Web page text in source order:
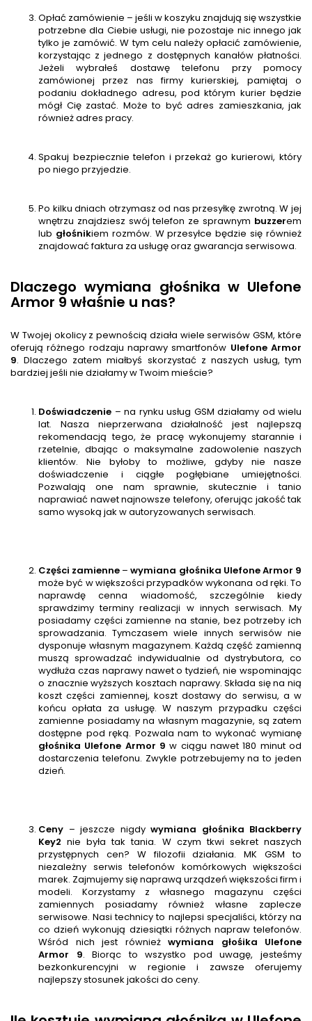
Opłać zamówienie – jeśli w koszyku znajdują się wszystkie
potrzebne dla Ciebie usługi, nie pozostaje nic innego jak
tylko je zamówić. W tym celu należy opłacić zamówienie,
korzystając z jednego z dostępnych kanałów płatności.
Jeżeli wybrałeś dostawę telefonu przy pomocy
zamówionej przez nas firmy kurierskiej, pamiętaj o
podaniu dokładnego adresu, pod którym kurier będzie
mógł Cię zastać. Może to być adres zamieszkania, jak
również adres pracy.
Spakuj bezpiecznie telefon i przekaż go kurierowi, który
po niego przyjedzie.
Po kilku dniach otrzymasz od nas przesyłkę zwrotną. W jej
wnętrzu znajdziesz swój telefon ze sprawnym buzzerem
lub głośnikiem rozmów. W przesyłce będzie się również
znajdować faktura za usługę oraz gwarancja serwisowa.
Dlaczego wymiana głośnika w Ulefone
Armor 9 właśnie u nas?
W Twojej okolicy z pewnością działa wiele serwisów GSM, które
oferują różnego rodzaju naprawy smartfonów Ulefone Armor
9. Dlaczego zatem miałbyś skorzystać z naszych usług, tym
bardziej jeśli nie działamy w Twoim mieście?
Doświadczenie – na rynku usług GSM działamy od wielu
lat. Nasza nieprzerwana działalność jest najlepszą
rekomendacją tego, że pracę wykonujemy starannie i
rzetelnie, dbając o maksymalne zadowolenie naszych
klientów. Nie byłoby to możliwe, gdyby nie nasze
doświadczenie i ciągłe pogłębiane umiejętności.
Pozwalają one nam sprawnie, skutecznie i tanio
naprawiać nawet najnowsze telefony, oferując jakość tak
samo wysoką jak w autoryzowanych serwisach.
Części zamienne –wymiana głośnika Ulefone Armor 9
może być w większości przypadków wykonana od ręki. To
naprawdę cenna wiadomość, szczególnie kiedy
sprawdzimy terminy realizacji w innych serwisach. My
posiadamy części zamienne na stanie, bez potrzeby ich
sprowadzania. Tymczasem wiele innych serwisów nie
dysponuje własnym magazynem. Każdą część zamienną
muszą sprowadzać indywidualnie od dystrybutora, co
wydłuża czas naprawy nawet o tydzień, nie wspominając
o znacznie wyższych kosztach naprawy. Składa się na nią
koszt części zamiennej, koszt dostawy do serwisu, a w
końcu opłata za usługę. W naszym przypadku części
zamienne posiadamy na własnym magazynie, są zatem
dostępne pod ręką. Pozwala nam to wykonać wymianę
głośnika Ulefone Armor 9 w ciągu nawet 180 minut od
dostarczenia telefonu. Zwykle potrzebujemy na to jeden
dzień.
Ceny – jeszcze nigdy wymiana głośnika Blackberry
Key2 nie była tak tania. W czym tkwi sekret naszych
przystępnych cen? W filozofii działania. MK GSM to
niezależny serwis telefonów komórkowych większości
marek. Zajmujemy się naprawą urządzeń większości firm i
modeli. Korzystamy z własnego magazynu części
zamiennych posiadamy również własne zaplecze
serwisowe. Nasi technicy to najlepsi specjaliści, którzy na
co dzień wykonują dziesiątki różnych napraw telefonów.
Wśród nich jest również wymiana głośika
Ulefone
Armor 9. Biorąc to wszystko pod uwagę, jesteśmy
bezkonkurencyjni w regionie i zawsze oferujemy
najlepszy stosunek jakości do ceny.